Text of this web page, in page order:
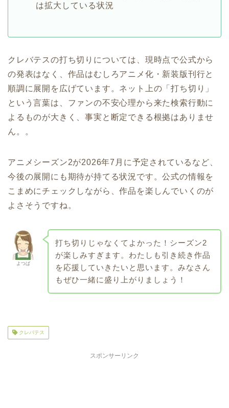
は拡大している状況
クレバテスの打ち切りについては、現時点で公式から
の発表はなく、作品はむしろアニメ化・新装版刊行と
順調に展開を広げています。ネット上の「打ち切り」
という言葉は、ファンの不安心理から来た検索行動に
よるものが大きく、事実と断定できる根拠はありませ
ん。。
アニメシーズン2が2026年7月に予定されているなど、
今後の展開にも期待が持てる状況です。公式の情報を
こまめにチェックしながら、作品を楽しんでいくのが
よさそうですね。
よつば
打ち切りじゃなくてよかった！シーズン2
が楽しみすぎます。わたしも引き続き作品
を応援していきたいと思います。みなさん
もぜひ一緒に盛り上がりましょう！
クレバテス
スポンサーリンク